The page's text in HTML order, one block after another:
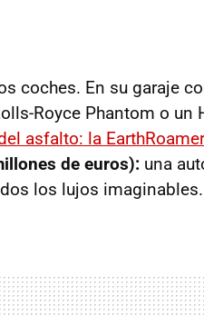
coches. En su garaje
Royce Phantom o un
asfalto: la
de euros): una
los lujos imaginables.